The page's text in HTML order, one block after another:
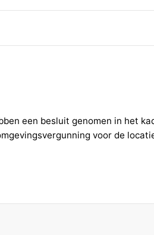
een besluit genomen in het
voor de